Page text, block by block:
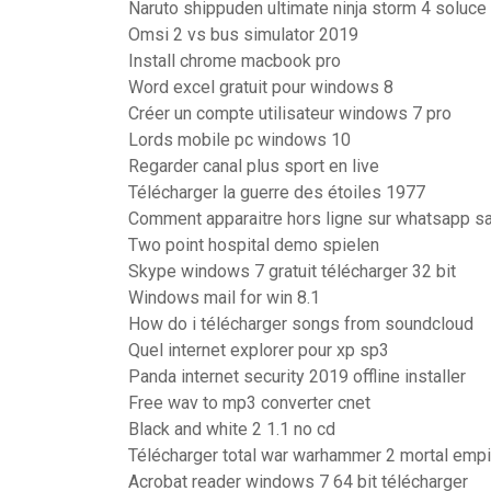
Naruto shippuden ultimate ninja storm 4 soluce
Omsi 2 vs bus simulator 2019
Install chrome macbook pro
Word excel gratuit pour windows 8
Créer un compte utilisateur windows 7 pro
Lords mobile pc windows 10
Regarder canal plus sport en live
Télécharger la guerre des étoiles 1977
Comment apparaitre hors ligne sur whatsapp
Two point hospital demo spielen
Skype windows 7 gratuit télécharger 32 bit
Windows mail for win 8.1
How do i télécharger songs from soundcloud
Quel internet explorer pour xp sp3
Panda internet security 2019 offline installer
Free wav to mp3 converter cnet
Black and white 2 1.1 no cd
Télécharger total war warhammer 2 mortal
Acrobat reader windows 7 64 bit télécharger